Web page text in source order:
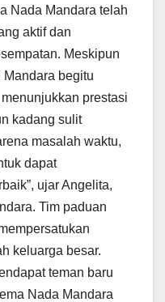
Nada Mandara telah
aktif dan
Meskipun
begitu
prestasi
kadang sulit
masalah waktu,
dapat
ujar Angelita,
Tim paduan
keluarga besar.
teman baru
Nada Mandara